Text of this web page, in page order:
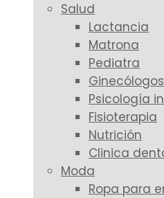
Salud
Lactancia
Matrona
Pediatra
Ginecólogos
Psicología
Fisioterapia
Nutrición
Clinica
Moda
Ropa para